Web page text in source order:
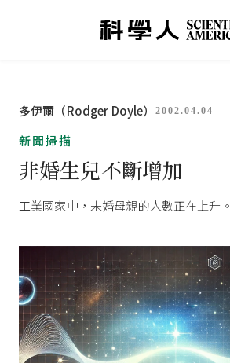
多伊爾（Rodger Doyle） 2002.04.04
新聞掃描
非婚生兒不斷增加
工業國家中，未婚母親的人數正在上升。